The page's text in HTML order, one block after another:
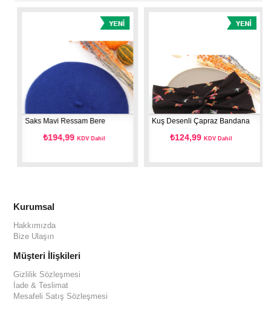
Saks Mavi Ressam Bere
₺194,99 KDV Dahil
Kuş Desenli Çapraz Bandana
₺124,99 KDV Dahil
Kurumsal
Hakkımızda
Bize Ulaşın
Müşteri İlişkileri
Gizlilik Sözleşmesi
İade & Teslimat
Mesafeli Satış Sözleşmesi